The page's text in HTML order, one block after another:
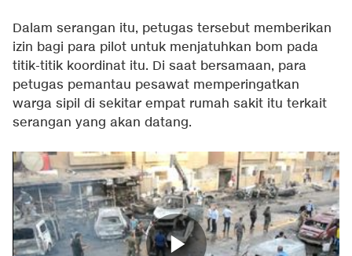
Dalam serangan itu, petugas tersebut memberikan
izin bagi para pilot untuk menjatuhkan bom pada
titik-titik koordinat itu. Di saat bersamaan, para
petugas pemantau pesawat memperingatkan
warga sipil di sekitar empat rumah sakit itu terkait
serangan yang akan datang.